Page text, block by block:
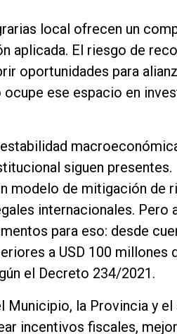
local ofrecen un
aplicada. El riesgo de
oportunidades para
ese espacio en
siguen presentes.
modelo de mitigación de
internacionales. Pero
para eso: desde
a USD 100 millones
el Decreto 234/2021.
Municipio, la Provincia y
incentivos fiscales,